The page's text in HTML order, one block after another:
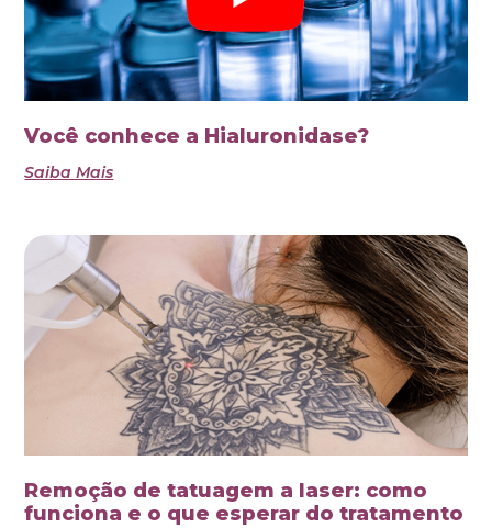
Você conhece a Hialuronidase?
Saiba Mais
Remoção de tatuagem a laser: como
funciona e o que esperar do tratamento